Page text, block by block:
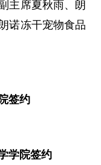
主席夏秋雨、朗
诺冻干宠物食品
签约
学院签约